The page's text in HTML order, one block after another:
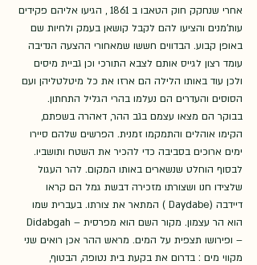
אחרי שנחקק חוק הטאבו ב 1861 , הגיעו אליהם פקידים
עות'מנים והציעו להם לקבל קושאן בעמק ולחיות שם
באופן קבוע. הבדווים חששו שמאחורי ההצעה הנדיבה
עומד רצון לגייס אותם לצבא התורכי וכן גביית מיסים
ולכן עוד באותו הלילה הם ארזו את כל מיטלטליהן ועם
הסוסים והעדרים הם נעלמו בהרי הגליל התחתון.
בבוקר הם מצאו עצמם בגב ההר, דאהרה בשפתם,
הקימו אוהלים והתמקמו זמנית. הפרשים שלהם סיירו
ימים ארוכים בסביבה כדי להכיר את השטח ותושביו.
לבסוף הוחלט שנשארים באותו המקום. להר העגול
שלצידו חנו ושצורתו מזכירה דבשת גמל הם קראו
דיידבה (Daydabe ) המתאר את צורתו. בעברית שמו
– ופירושו תצפית על המים. מראש ההר אכן רואים שני
מקווי מים : בדרום את בקעת בית נטופה, הבטוף,